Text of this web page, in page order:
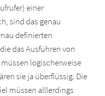
einer
sind das genau
definierten
das Ausführen von
logischerweise
sie ja überflüssig. Die
müssen alllerdings